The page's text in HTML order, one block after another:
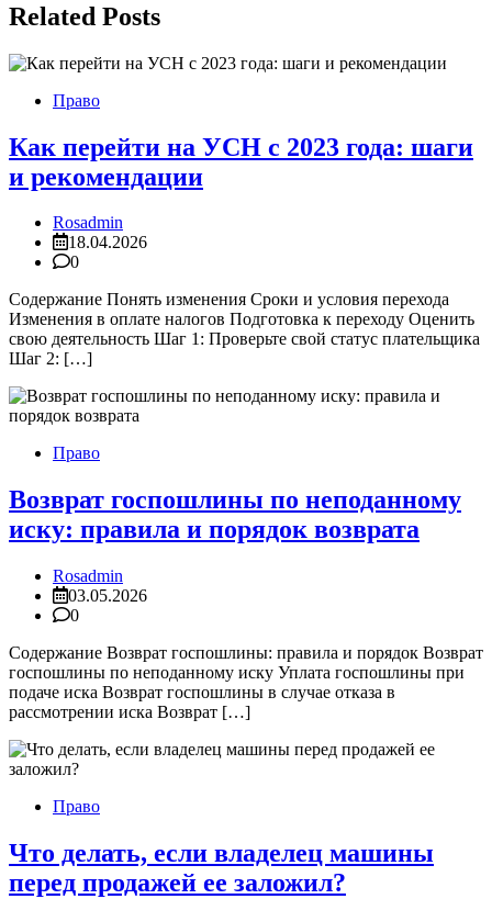
Related Posts
Право
Как перейти на УСН с 2023 года: шаги
и рекомендации
Rosadmin
18.04.2026
0
Содержание Понять изменения Сроки и условия перехода
Изменения в оплате налогов Подготовка к переходу Оценить
свою деятельность Шаг 1: Проверьте свой статус плательщика
Шаг 2: […]
Право
Возврат госпошлины по неподанному
иску: правила и порядок возврата
Rosadmin
03.05.2026
0
Содержание Возврат госпошлины: правила и порядок Возврат
госпошлины по неподанному иску Уплата госпошлины при
подаче иска Возврат госпошлины в случае отказа в
рассмотрении иска Возврат […]
Право
Что делать, если владелец машины
перед продажей ее заложил?